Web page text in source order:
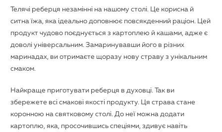
Телячі реберця незамінні на нашому столі. Це корисна й
ситна їжа, яка ідеально доповнює повсякденний раціон. Цей
продукт чудово поєднується з картоплею й кашами, адже є
доволі універсальним. Замаринувавши його в різних
маринадах, ви отримаєте щоразу нову страву з унікальним
смаком.
Найкраще приготувати реберця в духовці. Так ви
збережете всі смакові якості продукту. Ця страва стане
коронною на святковому столі. До неї можна додати
картоплю, яка, просочившись спеціями, здивує навіть